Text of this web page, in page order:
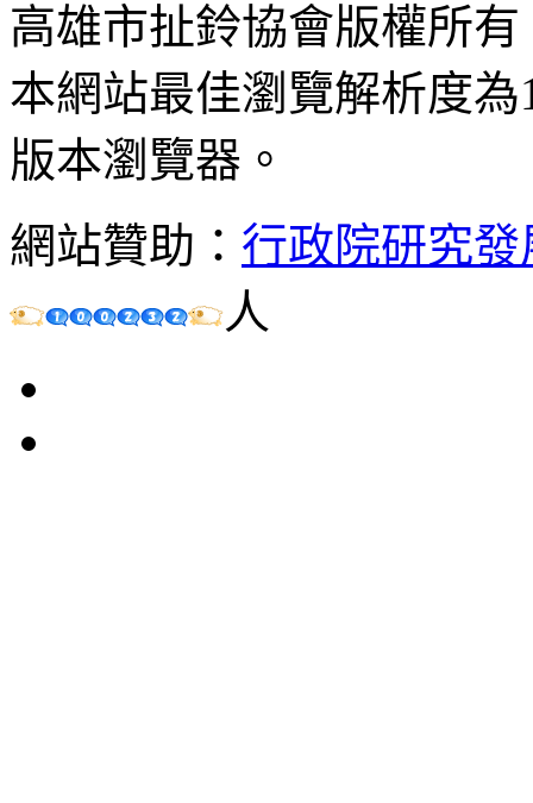
高雄市扯鈴協會版權所
本網站最佳瀏覽解析度
版本瀏覽器。
網站贊助： 行政院研究
人